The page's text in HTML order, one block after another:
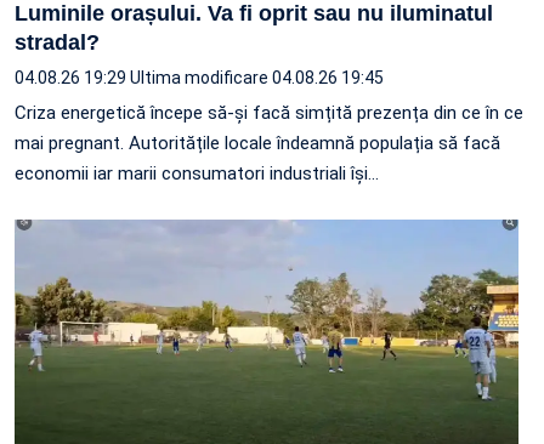
Luminile orașului. Va fi oprit sau nu iluminatul
stradal?
04.08.26 19:29 Ultima modificare 04.08.26 19:45
Criza energetică începe să-și facă simțită prezența din ce în ce
mai pregnant. Autoritățile locale îndeamnă populația să facă
economii iar marii consumatori industriali își…